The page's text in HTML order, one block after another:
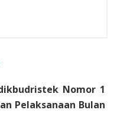
Nomor 1
Pelaksanaan Bulan